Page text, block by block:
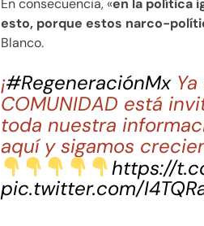
En consecuencia, «en la política
esto, porque estos narco-
Blanco.
¡#RegeneraciónMxYa
COMUNIDAD está
toda nuestra
aquí y sigamos
https://
pic.twitter.com/